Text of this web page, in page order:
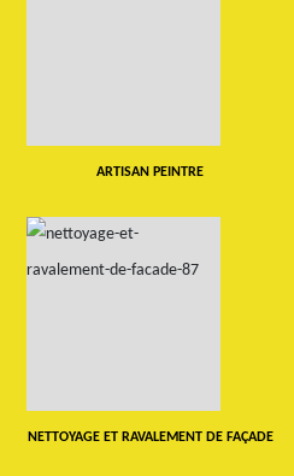
ARTISAN PEINTRE
NETTOYAGE ET RAVALEMENT DE FAÇADE